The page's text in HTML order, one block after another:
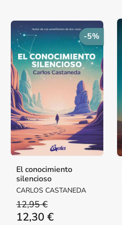
-5%
El conocimiento
silencioso
CARLOS CASTANEDA
12,95 €
12,30 €